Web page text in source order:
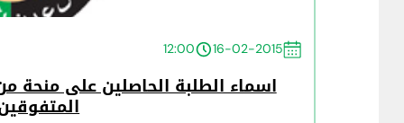
16-02-2015
12:00
اسماء الطلبة الحاصلين على منحة